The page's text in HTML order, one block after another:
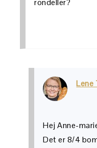
rondeller?
Lene
Hej Anne-
Det er 8/4